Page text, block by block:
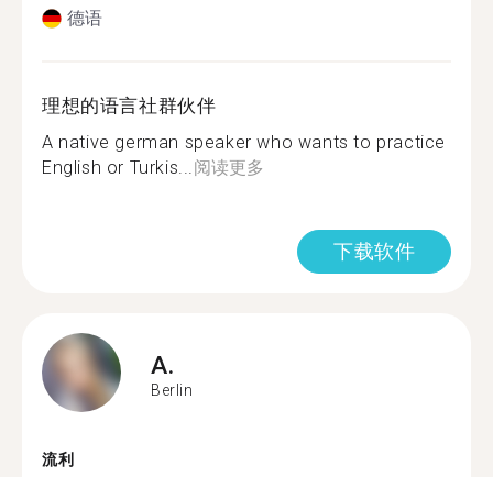
德语
理想的语言社群伙伴
A native german speaker who wants to practice
English or Turkis...阅读更多
下载软件
A.
Berlin
流利